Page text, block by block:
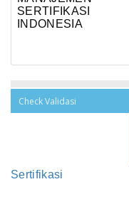
Sertifikasi